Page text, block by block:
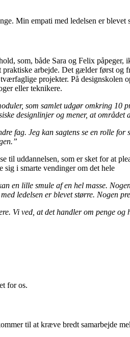
Min empati med ledelsen er blevet
som, både Sara og Felix
arbejde. Det gælder først og
projekter. På designskolen
eller teknikere.
som samlet udgør omkring 10
designlinjer og mener, at området
fag. Jeg kan sagtens se en rolle
uddannelsen, som er sket for at
sig i smarte vendinger om det hele
en lille smule af en hel masse.
ledelsen er blevet større. Nogen
Vi ved, at det handler om penge
for os.
til at kræve bredt samarbejde